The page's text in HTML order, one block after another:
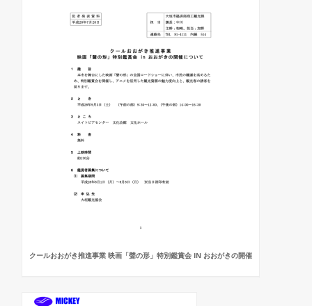
クールおおがき推進事業 映画「聲の形」特別鑑賞会 IN おおがきの開催